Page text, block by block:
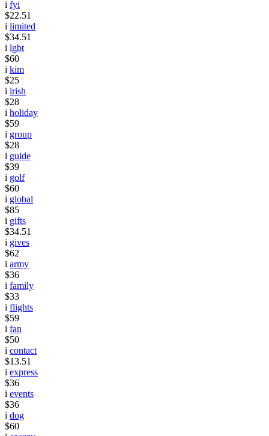
i fyi
$22.51
i limited
$34.51
i lgbt
$60
i kim
$25
i irish
$28
i holiday
$59
i group
$28
i guide
$39
i golf
$60
i global
$85
i gifts
$34.51
i gives
$62
i army
$36
i family
$33
i flights
$59
i fan
$50
i contact
$13.51
i express
$36
i events
$36
i dog
$60